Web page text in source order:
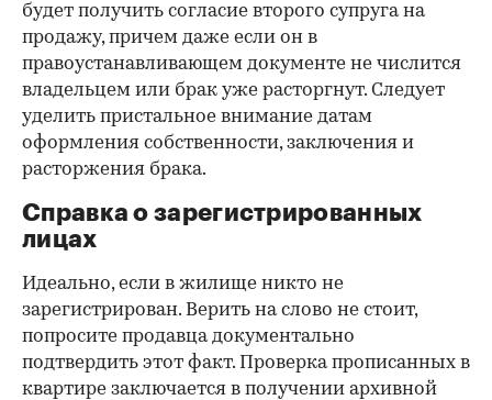
будет получить согласие второго супруга на
продажу, причем даже если он в
правоустанавливающем документе не числится
владельцем или брак уже расторгнут. Следует
уделить пристальное внимание датам
оформления собственности, заключения и
расторжения брака.
Справка о зарегистрированных
лицах
Идеально, если в жилище никто не
зарегистрирован. Верить на слово не стоит,
попросите продавца документально
подтвердить этот факт. Проверка прописанных в
квартире заключается в получении архивной